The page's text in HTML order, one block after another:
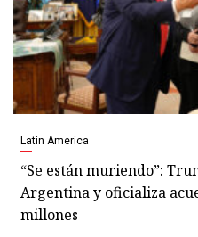
Latin America
“Se están muriendo”:
Argentina y oficializa
millones